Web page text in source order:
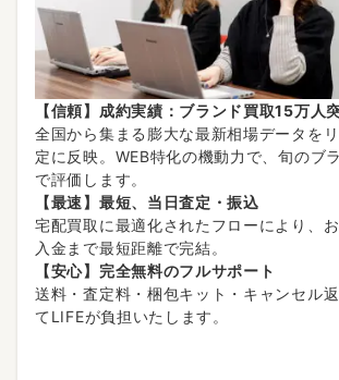
【信頼】成約実績：ブランド買取15万人
全国から集まる膨大な最新相場データを
定に反映。WEB特化の機動力で、旬のブ
で評価します。
【最速】最短、当日査定・振込
宅配買取に最適化されたフローにより、
入金まで最短距離で完結。
【安心】完全無料のフルサポート
送料・査定料・梱包キット・キャンセル
てLIFEが負担いたします。